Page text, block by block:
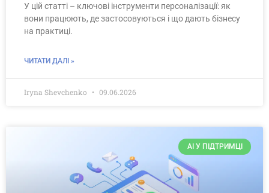
У цій статті – ключові інструменти персоналізації: як
вони працюють, де застосовуються і що дають бізнесу
на практиці.
ЧИТАТИ ДАЛІ »
Iryna Shevchenko 09.06.2026
AI У ПІДТРИМЦІ